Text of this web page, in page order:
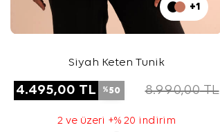
+1
Siyah Keten Tunik
4.495,00 TL %50 8.990,00TL
2 ve üzeri +% 20 indirim